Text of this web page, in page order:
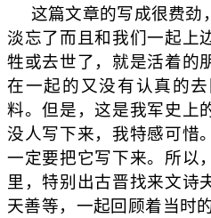
这篇文章的写成很费劲
淡忘了而且和我们一起上
牲或去世了，就是活着的
在一起的又没有认真的
料。但是，这是我军史上
没人写下来，我特感可惜
一定要把它写下来。所以
里，特别出古晋找来文诗
天善等，一起回顾着当时